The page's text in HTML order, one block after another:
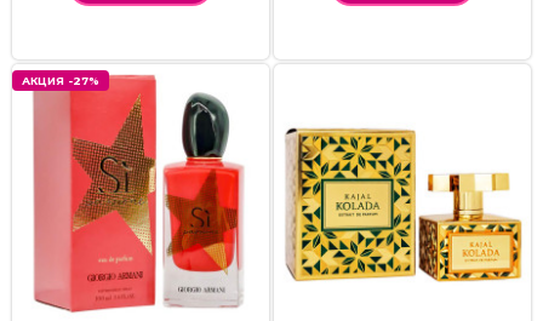
АКЦИЯ -27%